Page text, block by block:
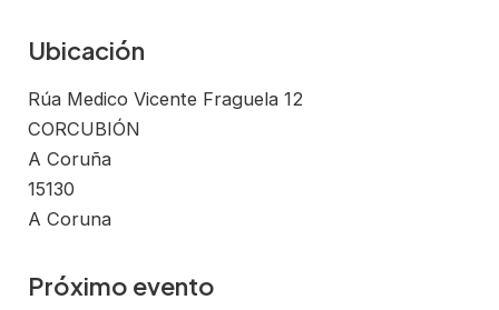
Ubicación
Rúa Medico Vicente Fraguela 12
CORCUBIÓN
A Coruña
15130
A Coruna
Próximo evento